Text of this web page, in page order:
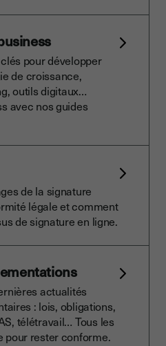
pour développer
de croissance,
outils digitaux…
avec nos guides
de la signature
légale et comment
de signature en ligne.
actualités
: lois, obligations,
télétravail… Tous les
pour rester conforme.